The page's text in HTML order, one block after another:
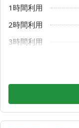
8月9日（日）
8月10日（月）
8月11日（火）
1時間利用
2時間利用
3時間利用